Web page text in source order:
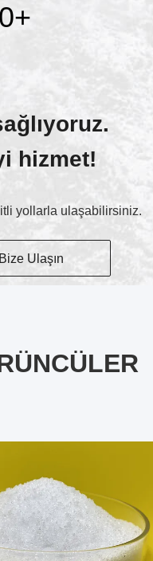
+
hizmet!
yollarla ulaşabilirsiniz.
Bize Ulaşın
vivian-